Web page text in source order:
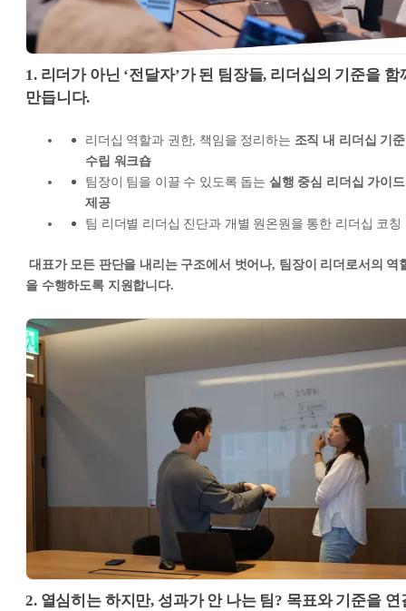
1. 리더가 아닌 ‘전달자’가 된 팀장들, 리더십의 기준을 함
만듭니다.
리더십 역할과 권한, 책임을 정리하는 조직 내 리더십 기준
수립 워크숍
팀장이 팀을 이끌 수 있도록 돕는 실행 중심 리더십 가이드
제공
팀 리더별 리더십 진단과 개별 원온원을 통한 리더십 코칭
대표가 모든 판단을 내리는 구조에서 벗어나, 팀장이 리더로서의 역
을 수행하도록 지원합니다.
2. 열심히는 하지만, 성과가 안 나는 팀? 목표와 기준을 연